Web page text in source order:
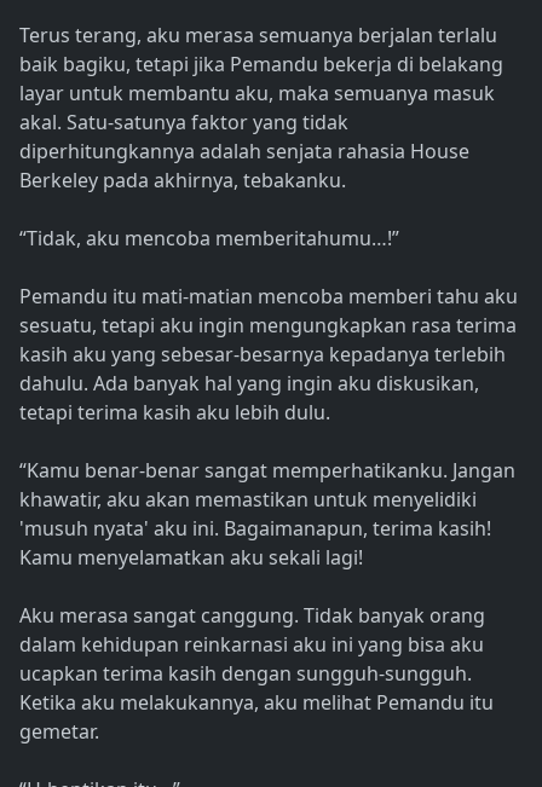
Terus terang, aku merasa semuanya berjalan terlalu
baik bagiku, tetapi jika Pemandu bekerja di belakang
layar untuk membantu aku, maka semuanya masuk
akal. Satu-satunya faktor yang tidak
diperhitungkannya adalah senjata rahasia House
Berkeley pada akhirnya, tebakanku.
“Tidak, aku mencoba memberitahumu…!”
Pemandu itu mati-matian mencoba memberi tahu aku
sesuatu, tetapi aku ingin mengungkapkan rasa terima
kasih aku yang sebesar-besarnya kepadanya terlebih
dahulu. Ada banyak hal yang ingin aku diskusikan,
tetapi terima kasih aku lebih dulu.
“Kamu benar-benar sangat memperhatikanku. Jangan
khawatir, aku akan memastikan untuk menyelidiki
'musuh nyata' aku ini. Bagaimanapun, terima kasih!
Kamu menyelamatkan aku sekali lagi!
Aku merasa sangat canggung. Tidak banyak orang
dalam kehidupan reinkarnasi aku ini yang bisa aku
ucapkan terima kasih dengan sungguh-sungguh.
Ketika aku melakukannya, aku melihat Pemandu itu
gemetar.